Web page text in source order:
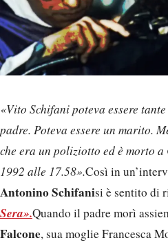
«Vito Schifani poteva essere
padre. Poteva essere un marito.
che era un poliziotto ed è morto
1992 alle 17.58».Così in
Antonino Schifanisi è sentito di
Sera».Quando il padre morì
Falcone, sua moglie Francesca